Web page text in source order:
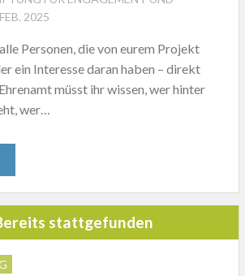
2025
Personen, die von eurem Projekt
ein Interesse daran haben – direkt
müsst ihr wissen, wer hinter
wer…
stattgefunden